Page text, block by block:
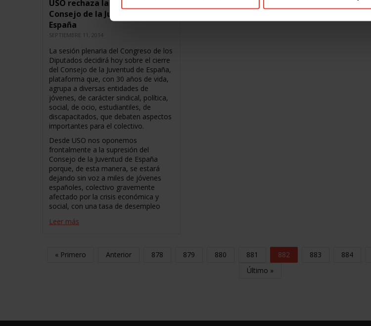
USO rechaza la supresión del
Consejo de la Juventud de
España
SEPTIEMBRE 11, 2014
La sesión plenaria del Congreso de los
Diputados decidirá hoy sobre el cierre
del Consejo de la Juventud de España,
plataforma que, con 30 años de vida,
agrupa a diversas entidades de
jóvenes, de carácter sindical, política,
social, de ocio, estudiantiles, de
discapacitados, que debaten aspectos
importantes para el colectivo.
Desde USO nos oponemos
frontalmente a la supresión del
Consejo de la Juventud de España
porque, de esta manera, se estará
dejando sin voz a miles de jóvenes
españoles, colectivo gravemente
afectado por la crisis económica y
social, con una tasa de desempleo
Leer más
« Primero Anterior 878 879 880 881 882 883 884
Último »